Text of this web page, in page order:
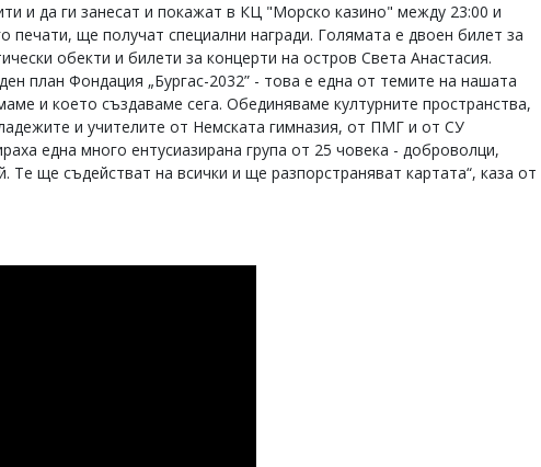
и да ги занесат и покажат в КЦ "Морско казино" между 23:00 и
печати, ще получат специални награди. Голямата е двоен билет за
обекти и билети за концерти на остров Света Анастасия.
план Фондация „Бургас-2032” - това е една от темите на нашата
и което създаваме сега. Обединяваме културните пространства,
и учителите от Немската гимназия, от ПМГ и от СУ
една много ентусиазирана група от 25 човека - доброволци,
Те ще съдействат на всички и ще разпорстраняват картата“, каза от